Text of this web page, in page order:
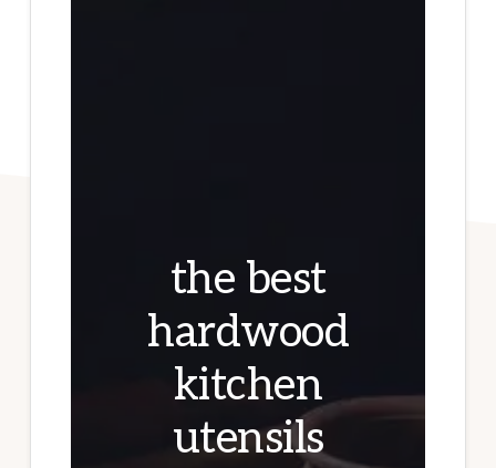
the best
hardwood
kitchen
utensils